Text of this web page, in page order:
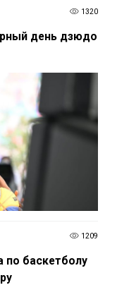
1320
день дзюдо
1209
баскетболу